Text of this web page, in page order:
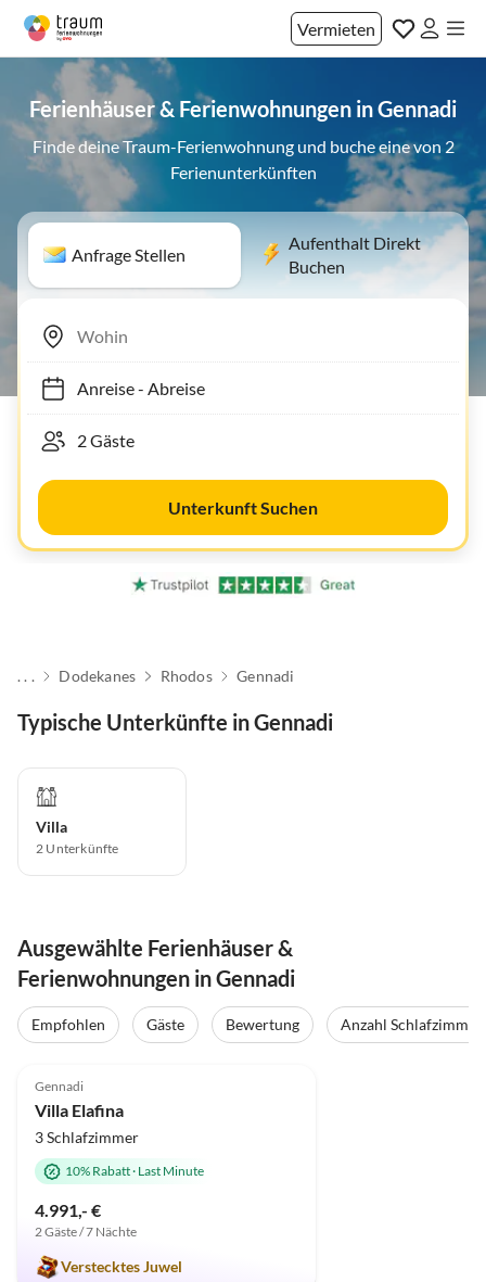
Vermieten
Ferienhäuser & Ferienwohnungen in Gennadi
Finde deine Traum-Ferienwohnung und buche eine von 2
Ferienunterkünften
Anfrage Stellen
Aufenthalt Direkt
Buchen
Anreise- Abreise
Unterkunft Suchen
. . . Dodekanes Rhodos Gennadi
Typische Unterkünfte in Gennadi
Villa
2 Unterkünfte
Ausgewählte Ferienhäuser &
Ferienwohnungen in Gennadi
Empfohlen Gäste Bewertung
Anzahl Schlafzimmer
Gennadi
Villa Elafina
3 Schlafzimmer
10% Rabatt· Last Minute
4.991,- €
2 Gäste / 7 Nächte
Verstecktes Juwel